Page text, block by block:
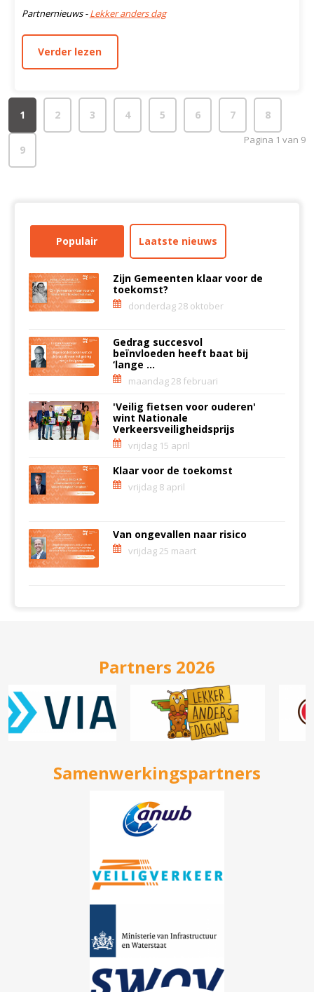
Partnernieuws -Lekker anders dag
Verder lezen
1 2 3 4 5 6 7 8
9
Pagina 1 van 9
Populair Laatste nieuws
Zijn Gemeenten klaar voor de
toekomst?
donderdag 28 oktober
Gedrag succesvol
beïnvloeden heeft baat bij
‘lange ...
maandag 28 februari
'Veilig fietsen voor ouderen'
wint Nationale
Verkeersveiligheidsprijs
vrijdag 15 april
Klaar voor de toekomst
vrijdag 8 april
Van ongevallen naar risico
vrijdag 25 maart
Partners 2026
Samenwerkingspartners